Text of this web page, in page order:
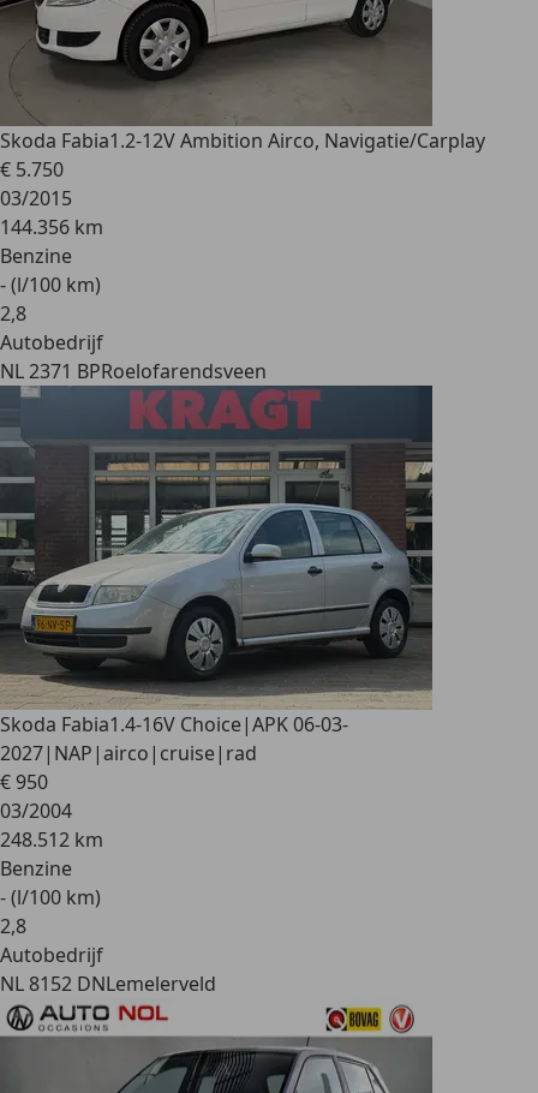
Skoda Fabia1.2-12V Ambition Airco, Navigatie/Carplay
€ 5.750
03/2015
144.356 km
Benzine
- (l/100 km)
2,8
Autobedrijf
NL 2371 BPRoelofarendsveen
Skoda Fabia1.4-16V Choice|APK 06-03-
2027|NAP|airco|cruise|rad
€ 950
03/2004
248.512 km
Benzine
- (l/100 km)
2,8
Autobedrijf
NL 8152 DNLemelerveld